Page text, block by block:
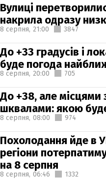
Вулиці
накрила одразу
8 серпня, 21:00 3847
До +33 градусів і
буде погода
8 серпня, 20:00 705
До +38, але місцями
шквалами: якою
8 серпня, 08:00 974
Похолодання йде в
регіони
на 8 серпня
8 серпня, 06:46 1332